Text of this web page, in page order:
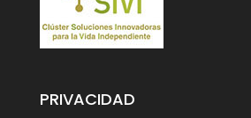
PRIVACIDAD